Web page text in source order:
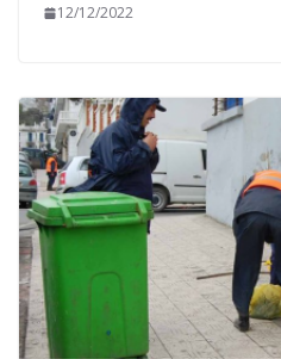
12/12/2022